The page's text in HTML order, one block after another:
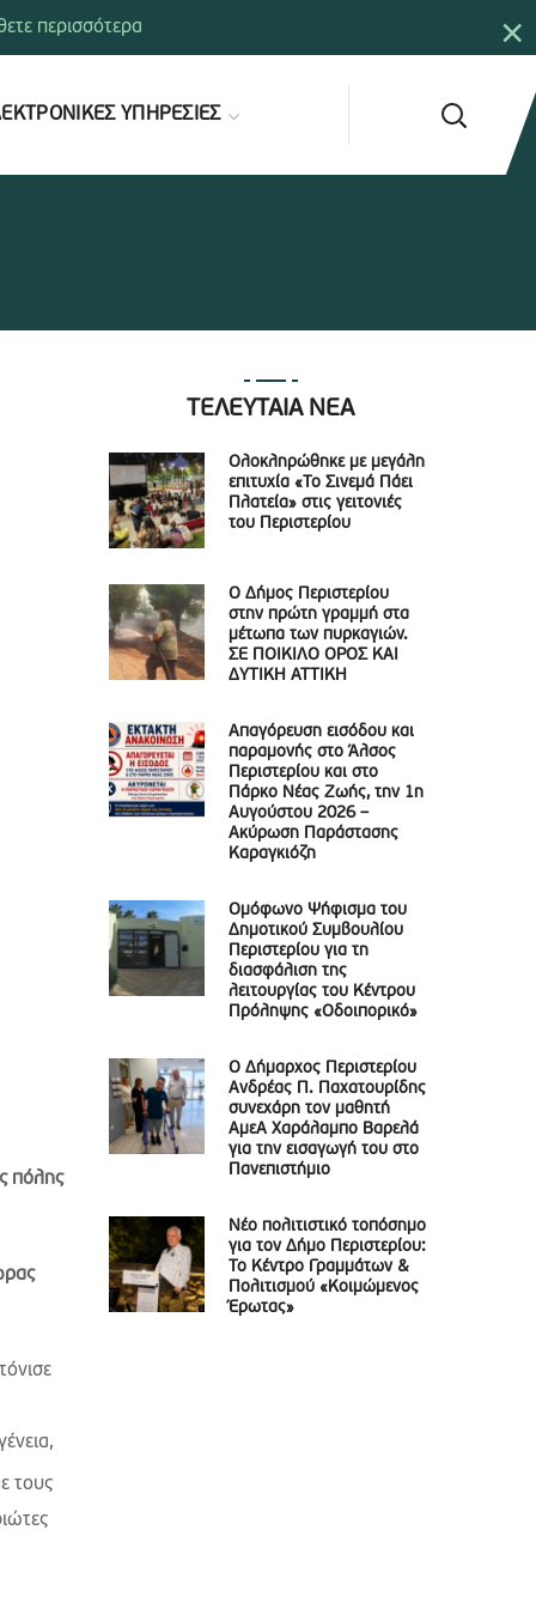
ΥΠΗΡΕΣΙΕΣ
πόλης
ΤΕΛΕΥΤΑΙΑ ΝΕΑ
Ολοκληρώθηκε με μεγάλη
επιτυχία «Το Σινεμά Πάει
Πλατεία» στις γειτονιές
του Περιστερίου
Ο Δήμος Περιστερίου
στην πρώτη γραμμή στα
μέτωπα των πυρκαγιών.
ΣΕ ΠΟΙΚΙΛΟ ΟΡΟΣ ΚΑΙ
ΔΥΤΙΚΗ ΑΤΤΙΚΗ
Απαγόρευση εισόδου και
παραμονής στο Άλσος
Περιστερίου και στο
Πάρκο Νέας Ζωής, την 1η
Αυγούστου 2026 –
Ακύρωση Παράστασης
Καραγκιόζη
Ομόφωνο Ψήφισμα του
Δημοτικού Συμβουλίου
Περιστερίου για τη
διασφάλιση της
λειτουργίας του Κέντρου
Πρόληψης «Οδοιπορικό»
Ο Δήμαρχος Περιστερίου
Ανδρέας Π. Παχατουρίδης
συνεχάρη τον μαθητή
ΑμεΑ Χαράλαμπο Βαρελά
για την εισαγωγή του στο
Πανεπιστήμιο
Νέο πολιτιστικό τοπόσημο
για τον Δήμο Περιστερίου:
Το Κέντρο Γραμμάτων &
Πολιτισμού «Κοιμώμενος
Έρωτας»
×
περισσότερα